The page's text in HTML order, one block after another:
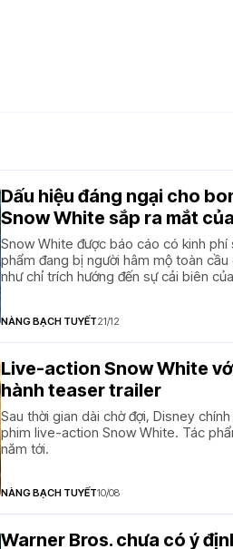
Dấu hiệu đáng ngại cho
Snow White sắp ra mắt
Snow White được báo cáo có kinh
phẩm đang bị người hâm mộ toàn
như chỉ trích hướng đến sự cải biên
NÀNG BẠCH TUYẾT21/12
Live-action Snow White
hành teaser trailer
Sau thời gian dài chờ đợi, Disney
phim live-action Snow White. Tác
năm tới.
NÀNG BẠCH TUYẾT10/08
Warner Bros. chưa có ý